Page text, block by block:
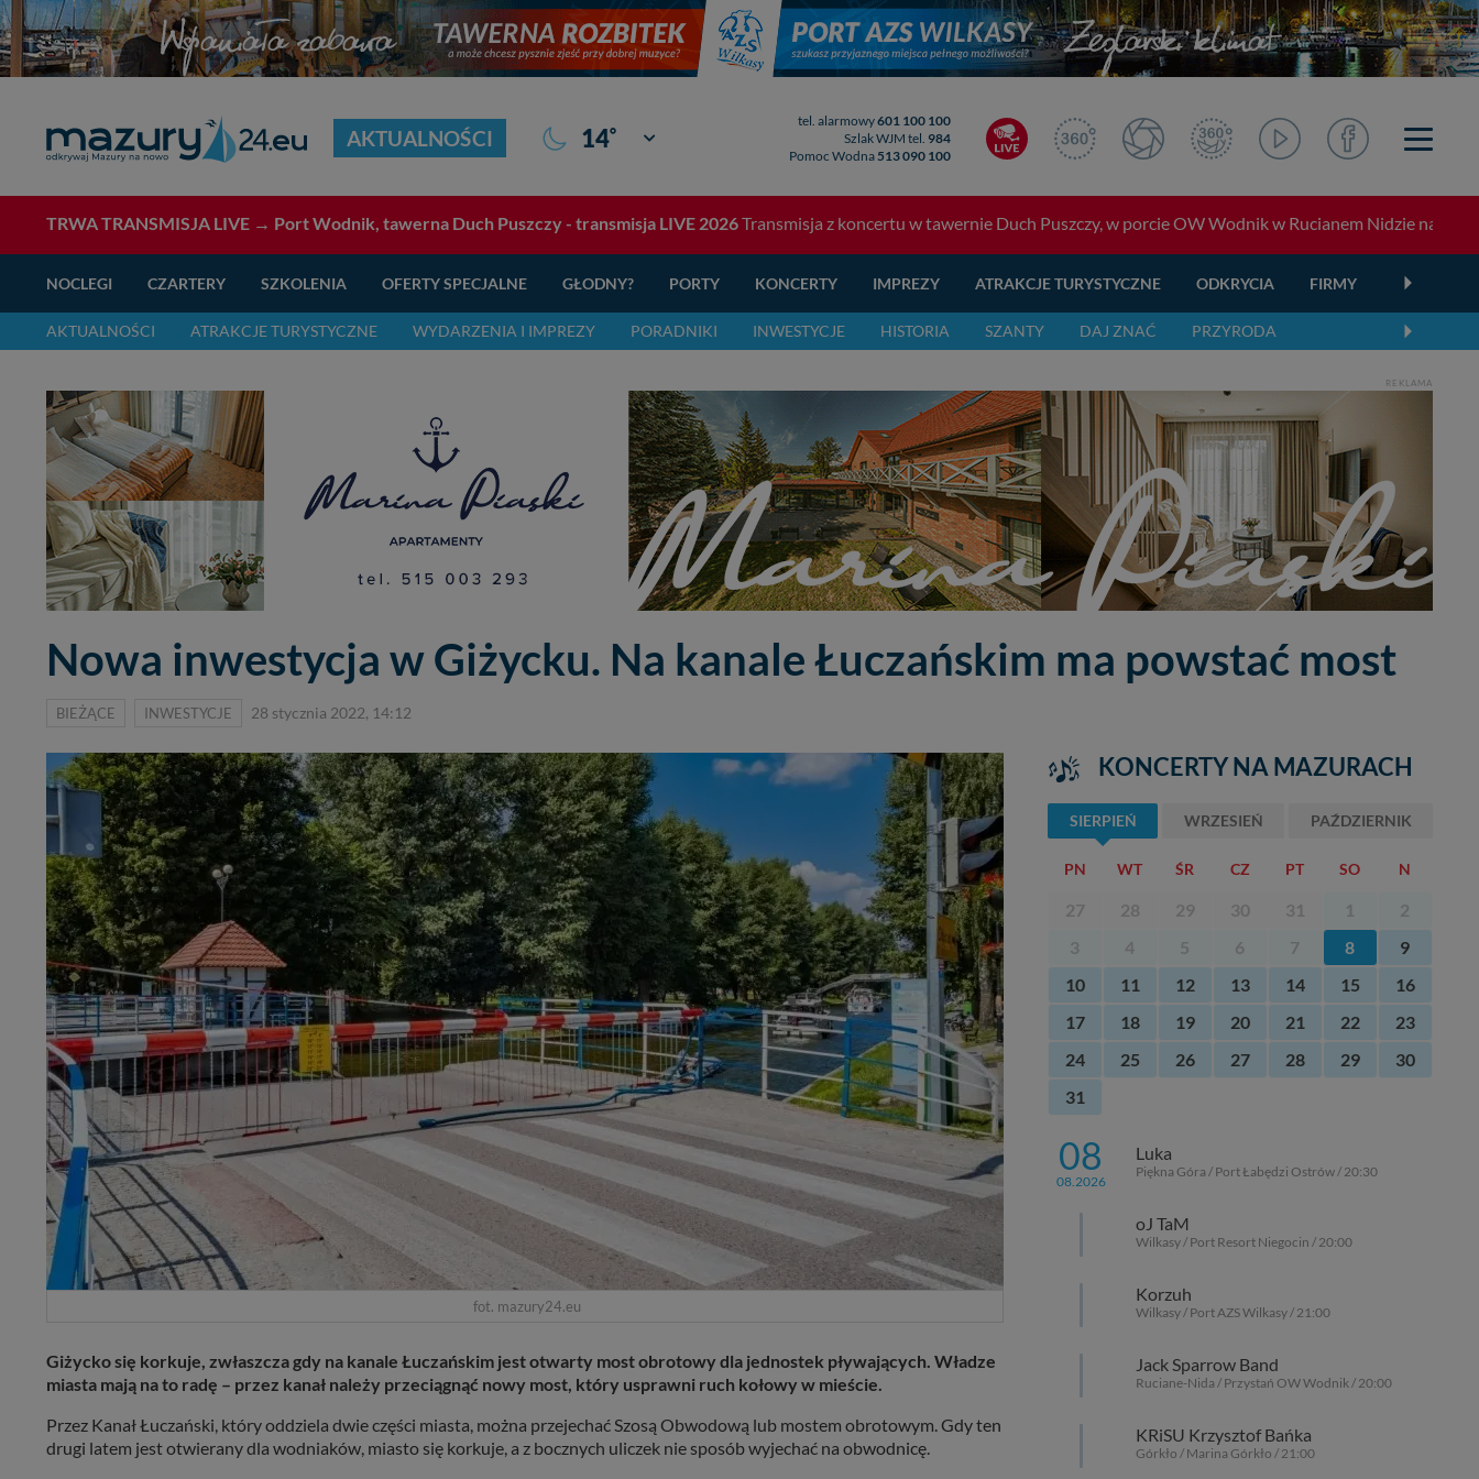
AKTUALNOŚCI 14° Giżycko
tel. alarmowy601 100 100
Szlak WJM tel. 984
Pomoc Wodna 513 090 100
TRWA TRANSMISJA LIVE → Port Wodnik, tawerna Duch Puszczy - transmisja LIVE 2026Transmisja z koncertu w tawernie Duch Puszczy, w porcie OW Wodnik w Rucianem Nidzie nad
NOCLEGI CZARTERY SZKOLENIA OFERTY SPECJALNE GŁODNY? PORTY KONCERTY IMPREZY ATRAKCJE TURYSTYCZNE ODKRYCIA FIRMY
AKTUALNOŚCI ATRAKCJE TURYSTYCZNE WYDARZENIA I IMPREZY PORADNIKI INWESTYCJE HISTORIA SZANTY DAJ ZNAĆ PRZYRODA
REKLAMA
Nowa inwestycja w Giżycku. Na kanale Łuczańskim ma powstać most
BIEŻĄCE INWESTYCJE 28 stycznia 2022, 14:12
fot. mazury24.eu
Giżycko się korkuje, zwłaszcza gdy na kanale Łuczańskim jest otwarty most obrotowy dla jednostek pływających. Władze
miasta mają na to radę – przez kanał należy przeciągnąć nowy most, który usprawni ruch kołowy w mieście.
Przez Kanał Łuczański, który oddziela dwie części miasta, można przejechać Szosą Obwodową lub mostem obrotowym. Gdy ten
drugi latem jest otwierany dla wodniaków, miasto się korkuje, a z bocznych uliczek nie sposób wyjechać na obwodnicę.
KONCERTY NA MAZURACH
SIERPIEŃ WRZESIEŃ PAŹDZIERNIK
PN WT ŚR CZ PT SO N
27 28 29 30 31 1
2
3
4 5 6 7 8
9
10
11 12 13 14 15
16
17
18 19 20 21 22
23
24
25 26 27 28 29
30
31
08
08.2026
Luka
Piękna Góra / Port Łabędzi Ostrów / 20:30
oJ TaM
Wilkasy / Port Resort Niegocin / 20:00
Korzuh
Wilkasy / Port AZS Wilkasy / 21:00
Jack Sparrow Band
Ruciane-Nida / Przystań OW Wodnik / 20:00
KRiSU Krzysztof Bańka
Górkło / Marina Górkło / 21:00